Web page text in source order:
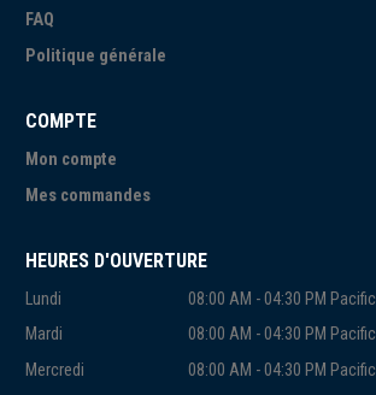
FAQ
Politique générale
COMPTE
Mon compte
Mes commandes
HEURES D'OUVERTURE
Lundi
08:00 AM - 04:30 PM Pacific
Mardi
08:00 AM - 04:30 PM Pacific
Mercredi
08:00 AM - 04:30 PM Pacific